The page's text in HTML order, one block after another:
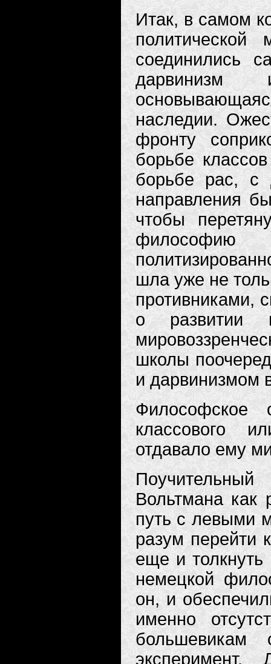
Итак, в самом
соединились
дарвинизм
наследии.
фронту
борьбе
борьбе рас, с
направления
чтобы
философию
шла уже не
противниками,
о развитии
школы
и дарвинизмом
Философское
классового
отдавало ему
Вольтмана как
путь с левыми
разум перейти
еще и толкнуть
немецкой
он, и
именно
большевикам
эксперимент.